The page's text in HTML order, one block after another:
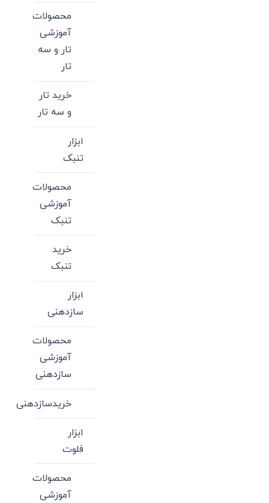
محصولات
آموزشی
تار و سه
تار
خرید تار
و سه تار
ابزار
تنبک
محصولات
آموزشی
تنبک
خرید
تنبک
ابزار
سازدهنی
محصولات
آموزشی
سازدهنی
خریدسازدهنی
ابزار
فلوت
محصولات
آموزشی